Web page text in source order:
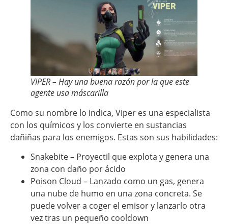
VIPER – Hay una buena razón por la que este
agente usa máscarilla
Como su nombre lo indica, Viper es una especialista
con los químicos y los convierte en sustancias
dañiñas para los enemigos. Estas son sus habilidades:
Snakebite – Proyectil que explota y genera una
zona con daño por ácido
Poison Cloud – Lanzado como un gas, genera
una nube de humo en una zona concreta. Se
puede volver a coger el emisor y lanzarlo otra
vez tras un pequeño cooldown